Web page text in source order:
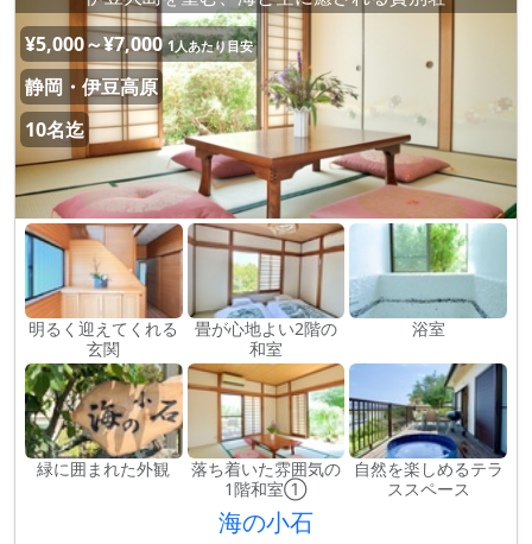
¥5,000～¥7,000 1人あたり目安
静岡・伊豆高原
10名迄
明るく迎えてくれる
玄関
畳が心地よい2階の
和室
浴室
緑に囲まれた外観
落ち着いた雰囲気の
1階和室①
自然を楽しめるテラ
ススペース
海の小石